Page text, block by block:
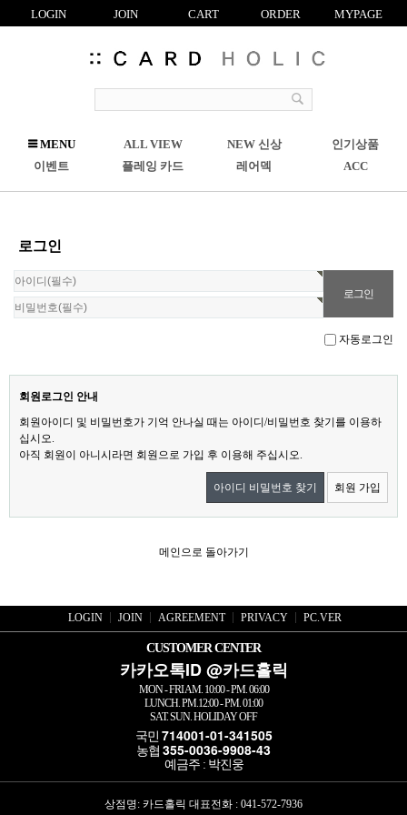
LOGIN JOIN CART ORDER MYPAGE
R
CMENU ALL VIEW NEW 신상
인기상품
이벤트
플레잉 카드 레어덱 ACC
로그인
자동로그인
회원로그인 안내
회원아이디 및 비밀번호가 기억 안나실 때는 아이디/비밀번호 찾기를 이용하
십시오.
아직 회원이 아니시라면 회원으로 가입 후 이용해 주십시오.
아이디 비밀번호 찾기 회원 가입
메인으로 돌아가기
LOGIN JOIN AGREEMENT PRIVACY PC.VER
CUSTOMER CENTER
카카오톡ID @카드홀릭
MON - FRI AM. 10:00 - PM. 06:00
LUNCH. PM.12:00 - PM. 01:00
SAT. SUN. HOLIDAY OFF
국민 714001-01-341505
농협 355-0036-9908-43
예금주 : 박진웅
상점명: 카드홀릭 대표전화 : 041-572-7936